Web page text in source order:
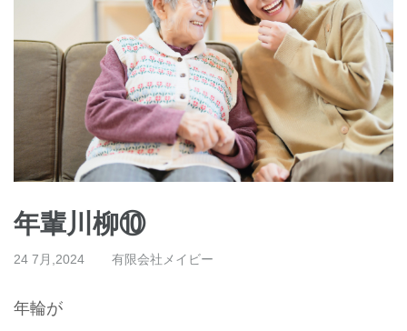
年輩川柳⑩
24 7月,2024 有限会社メイビー
年輪が